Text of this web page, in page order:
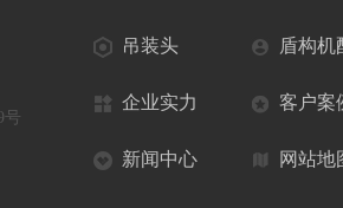
号
吊装头 盾构机
企业实力 客户案
新闻中心 网站地